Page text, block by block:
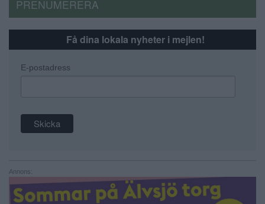
PRENUMERERA
Få dina lokala nyheter i mejlen!
E-postadress
Annons: